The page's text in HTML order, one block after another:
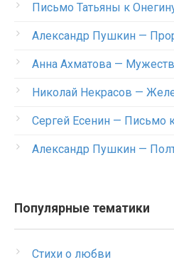
Письмо Татьяны к
Александр Пушкин —
Анна Ахматова —
Николай Некрасов —
Сергей Есенин — Письмо
Александр Пушкин —
Популярные тематики
Стихи о любви